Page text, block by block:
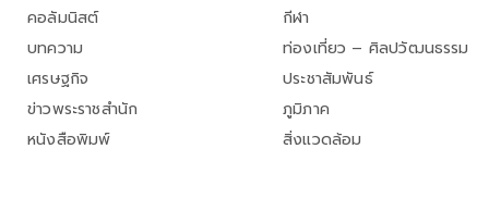
คอลัมนิสต์
บทความ
เศรษฐกิจ
ข่าวพระราชสำนัก
หนังสือพิมพ์
กีฬา
ท่องเที่ยว – ศิลปวัฒนธรรม
ประชาสัมพันธ์
ภูมิภาค
สิ่งแวดล้อม